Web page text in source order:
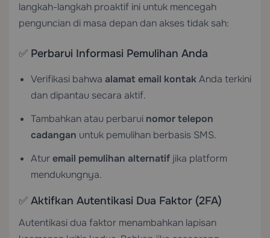
langkah-langkah proaktif ini untuk mencegah
penguncian di masa depan dan akses tidak sah:
✅ Perbarui Informasi Pemulihan Anda
Verifikasi bahwa alamat email kontakAnda terkini
dan dipantau secara aktif.
Tambahkan atau perbarui nomor telepon
cadangan untuk pemulihan berbasis SMS.
Aturemail pemulihan alternatif jika platform
mendukungnya.
✅ Aktifkan Autentikasi Dua Faktor (2FA)
Autentikasi dua faktor menambahkan lapisan